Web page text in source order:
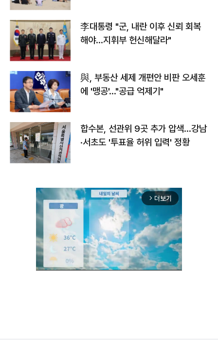
李대통령 "군, 내란 이후 신뢰 회복
해야…지휘부 헌신해달라"
與, 부동산 세제 개편안 비판 오세훈
에 '맹공'…"공급 억제기"
합수본, 선관위 9곳 추가 압색…강남
·서초도 '투표율 허위 입력' 정황
arrow_forward_ios 더보기